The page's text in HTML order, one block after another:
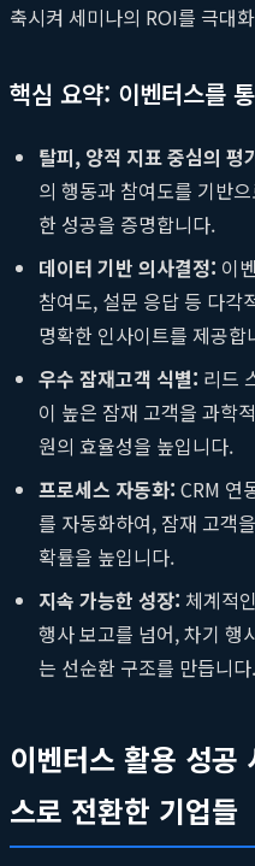
축시켜 세미나의 ROI를 극대
핵심 요약: 이벤터스를
탈피, 양적 지표 중심의 평
의 행동과 참여도를 기반
한 성공을 증명합니다.
데이터 기반 의사결정: 이
참여도, 설문 응답 등 다각
명확한 인사이트를 제공합
우수 잠재고객 식별: 리드
이 높은 잠재 고객을 과학
원의 효율성을 높입니다.
프로세스 자동화: CRM 연
를 자동화하여, 잠재 고객
확률을 높입니다.
지속 가능한 성장: 체계적인
행사 보고를 넘어, 차기 행
는 선순환 구조를 만듭니다.
이벤터스 활용 성공
스로 전환한 기업들